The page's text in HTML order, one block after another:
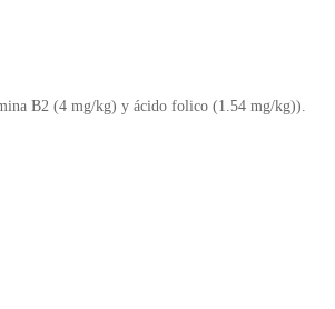
B2 (4 mg/kg) y ácido folico (1.54 mg/kg)).